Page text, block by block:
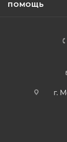
ПОМОЩЬ
г.